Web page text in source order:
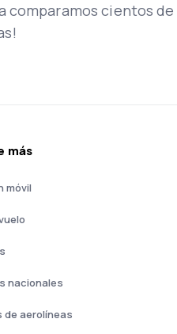
comparamos cientos
más
móvil
nacionales
de aerolíneas